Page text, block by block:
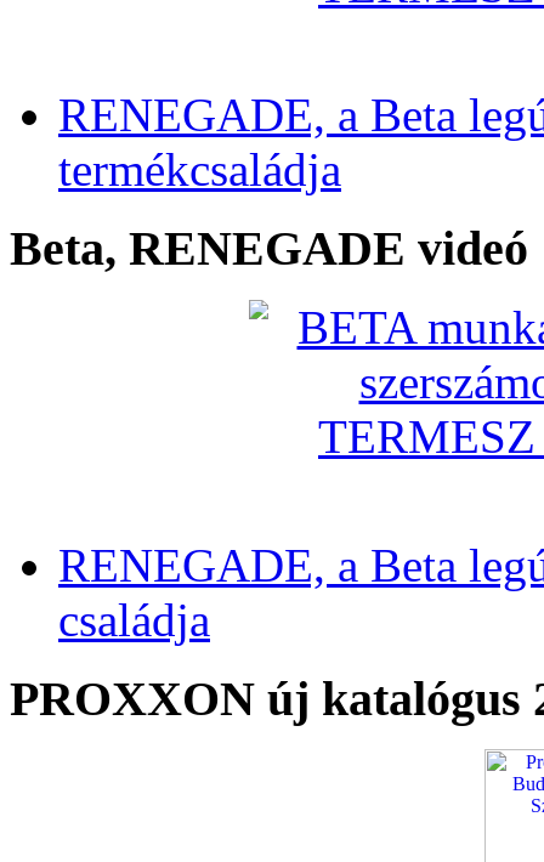
RENEGADE, a Beta
termékcsaládja
Beta, RENEGADE videó
RENEGADE, a Beta
családja
PROXXON új katalógus